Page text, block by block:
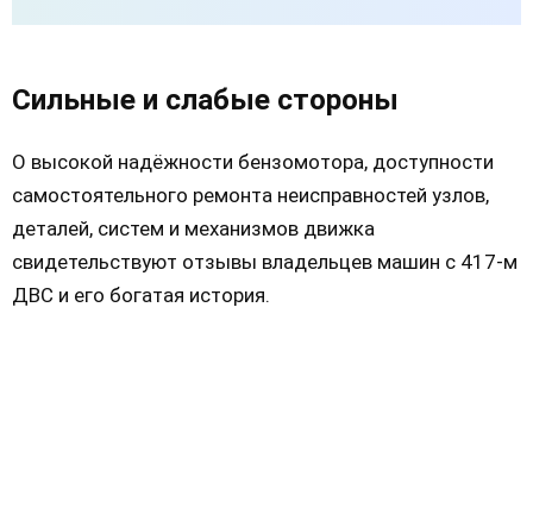
Сильные и слабые стороны
О высокой надёжности бензомотора, доступности
самостоятельного ремонта неисправностей узлов,
деталей, систем и механизмов движка
свидетельствуют отзывы владельцев машин с 417-м
ДВС и его богатая история.